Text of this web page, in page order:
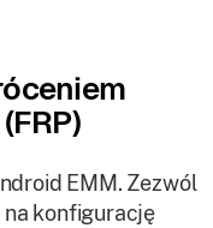
EMM. Zezwól
konfigurację